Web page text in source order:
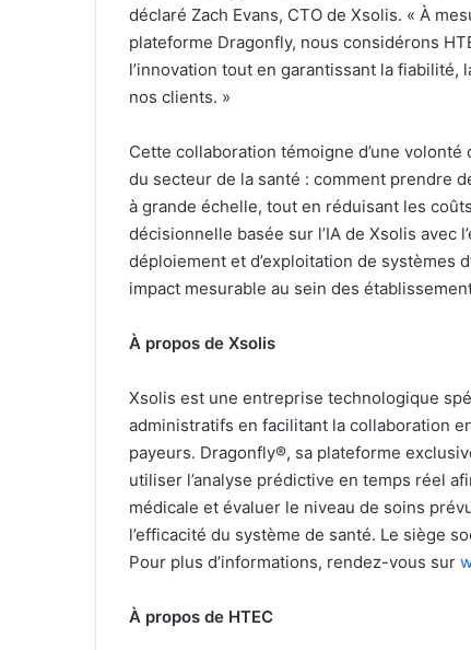
déclaré Zach Evans, CTO de Xsolis. « À
plateforme Dragonfly, nous considérons
l’innovation tout en garantissant la
nos clients. »
Cette collaboration témoigne d’une volonté
du secteur de la santé : comment prendre
à grande échelle, tout en réduisant les
décisionnelle basée sur l’IA de Xsolis avec
déploiement et d’exploitation de systèmes
impact mesurable au sein des
À propos de Xsolis
Xsolis est une entreprise technologique
administratifs en facilitant la collaboration
payeurs. Dragonfly®, sa plateforme
utiliser l’analyse prédictive en temps réel
médicale et évaluer le niveau de soins
l’efficacité du système de santé. Le siège
Pour plus d’informations, rendez-vous sur
À propos de HTEC